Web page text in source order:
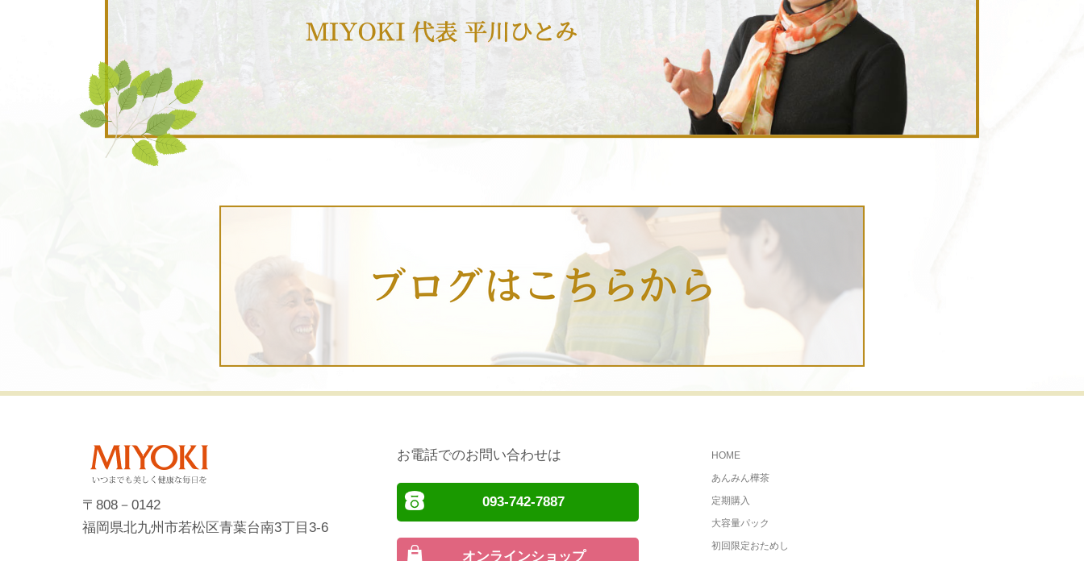
〒808－0142
福岡県北九州市若松区青葉台南3丁目3-6
お電話でのお問い合わせは
093-742-7887
オンラインショップ
HOME
あんみん樺茶
定期購入
大容量パック
初回限定おためし